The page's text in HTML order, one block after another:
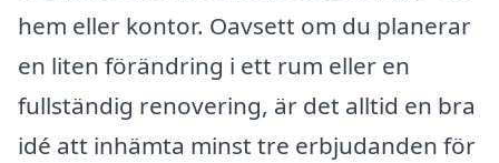
hem eller kontor. Oavsett om du planerar
en liten förändring i ett rum eller en
fullständig renovering, är det alltid en bra
idé att inhämta minst tre erbjudanden för